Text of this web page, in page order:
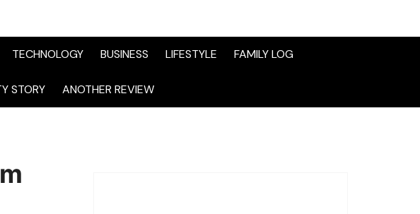
TECHNOLOGY BUSINESS LIFESTYLE FAMILY LOG
STORY ANOTHER REVIEW